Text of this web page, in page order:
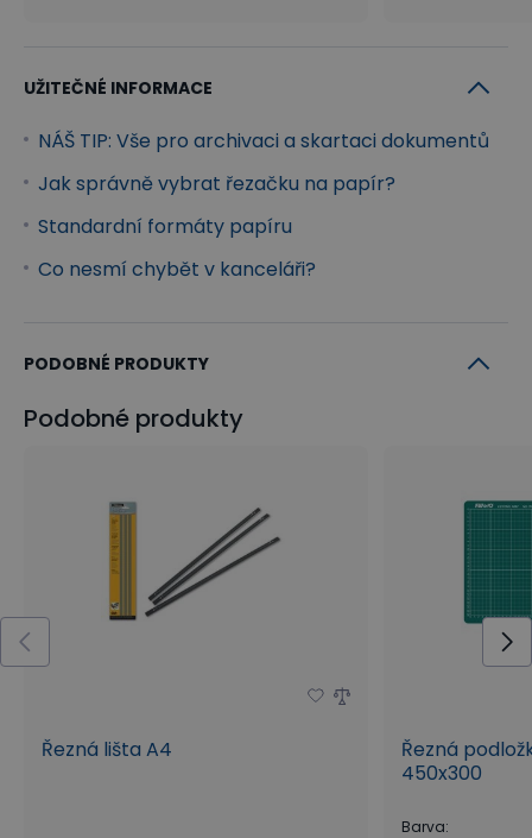
UŽITEČNÉ INFORMACE
NÁŠ TIP: Vše pro archivaci a skartaci dokumentů
Jak správně vybrat řezačku na papír?
Standardní formáty papíru
Co nesmí chybět v kanceláři?
PODOBNÉ PRODUKTY
Podobné produkty
Řezná lišta A4
Řezná
450x300
Barva: